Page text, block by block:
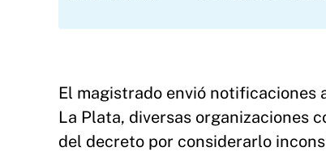
El magistrado envió notificaciones
La Plata, diversas organizaciones
del decreto por considerarlo